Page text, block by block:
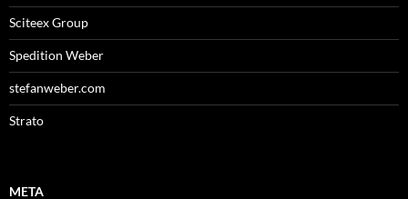
Sciteex Group
Spedition Weber
stefanweber.com
Strato
META